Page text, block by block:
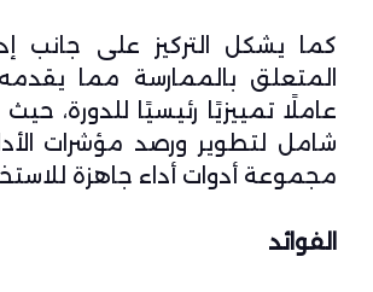
كما يشكل التركيز على جانب
عاملًا تمييزيًا رئيسيًا للدورة،
شامل لتطوير ورصد مؤشرات
مجموعة أدوات أداء جاهزة
الفوائد